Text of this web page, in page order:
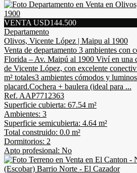
VENTA USD144.500
Departamento
Olivos, Vicente López | Maipu al 1900
Venta de departamento 3 ambientes con
Florida – Av. Maipú al 1900 Viví en una
de Vicente López, con excelente
m² totales3 ambientes cómodos y
placard.Cochera + baulera (ideal para ...
Ref. AAP7712363
Superficie cubierta: 67.54 m²
Ambientes: 3
Superficie semicubierta: 4.64 m²
Total construido: 0.0 m²
Dormitorios: 2
Apto profesional: No